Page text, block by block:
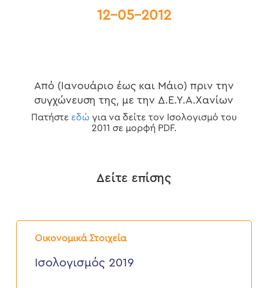
12-05-2012
Από (Ιανουάριο έως και Μάιο) πριν την
συγχώνευση της, με την Δ.Ε.Υ.Α.Χανίων
Πατήστε εδώ για να δείτε τον Ισολογισμό του
2011 σε μορφή PDF.
Δείτε επίσης
Οικονομικά Στοιχεία
Ισολογισμός
2019
Ισολογισμός 2019